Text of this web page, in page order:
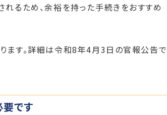
るため、余裕を持った手続きをおすすめ
ます。詳細は令和8年4月3日の官報公告で
要です